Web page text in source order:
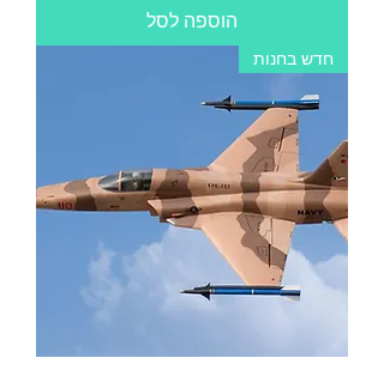
הוספה לסל
חדש בחנות